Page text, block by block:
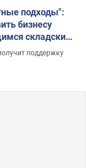
подходы":
бизнесу
складским
поддержку